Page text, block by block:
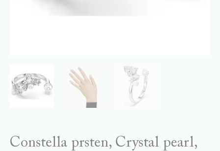
Constella prsten, Crystal pearl,